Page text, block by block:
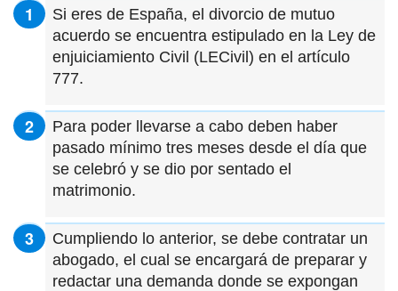
Si eres de España, el divorcio de mutuo
acuerdo se encuentra estipulado en la Ley de
enjuiciamiento Civil (LECivil) en el artículo
777.
Para poder llevarse a cabo deben haber
pasado mínimo tres meses desde el día que
se celebró y se dio por sentado el
matrimonio.
Cumpliendo lo anterior, se debe contratar un
abogado, el cual se encargará de preparar y
redactar una demanda donde se expongan